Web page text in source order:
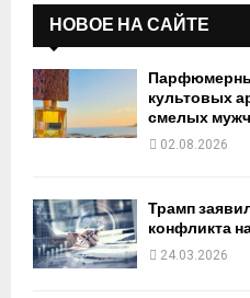
НОВОЕ НА САЙТЕ
культовых
смелых
02.08.2026
Трамп
конфликта
24.03.2026